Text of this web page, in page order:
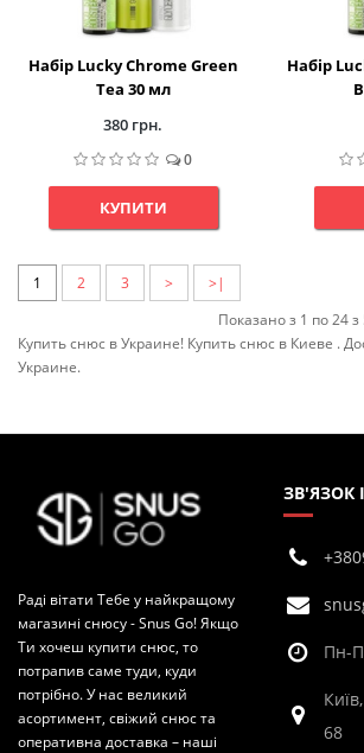
Набір Lucky Chrome Green
Tea 30 мл
380 грн.
0
КУПИТИ
Набір
1 2 3 >
>|
Показано з 1 по 24 з
Купить снюс в Украине! Купить снюс в Киеве .
Украине.
Раді вітати Тебе у найкращому
магазині снюсу - Snus Go! Якщо
Ти хочеш купити снюс, то
потрапив саме туди, куди
потрібно. У нас великий
асортимент, свіжий снюс та
оперативна доставка – наші
ЗВ'ЯЗОК
Пн-
68